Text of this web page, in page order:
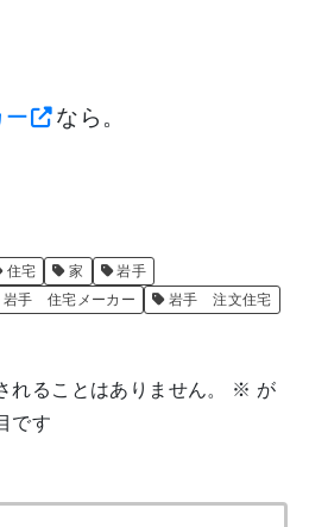
ー なら。
住宅 家
岩手
岩手 住宅メーカー 岩手 注文住宅
れることはありません。 ※ が
です